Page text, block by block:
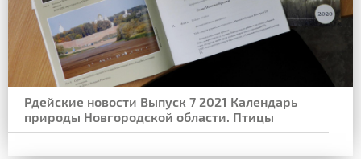
Рдейские новости Выпуск 7 2021 Календарь
природы Новгородской области. Птицы